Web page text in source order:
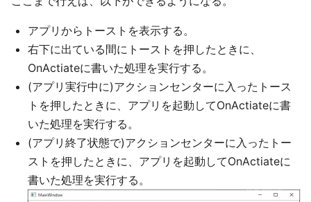
アプリからトーストを表示する。
右下に出ている間にトーストを押したときに、
OnActiateに書いた処理を実行する。
(アプリ実行中に)アクションセンターに入ったトース
トを押したときに、アプリを起動してOnActiateに書
いた処理を実行する。
(アプリ終了状態で)アクションセンターに入ったトー
ストを押したときに、アプリを起動してOnActiateに
書いた処理を実行する。